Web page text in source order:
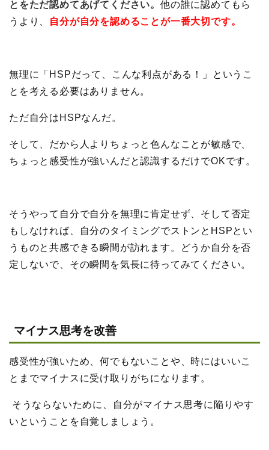
とをただ認めてあげてください。 他の誰に認めてもら
うより、
自分が自分を認めることが一番大切です。
無理に「HSPだって、こんな利点がある！」というこ
とを考える必要はありません。
ただ自分はHSPなんだ。
そして、だから人よりちょっと色んなことが敏感で、
ちょっと感受性が強いんだと認識するだけでOKです。
そうやって自分で自分を無理に肯定せず、そして否定
もしなければ、自分のタイミングでストンとHSPとい
うものと共感できる瞬間が訪れます。どうか自分を否
定しないで、その瞬間を気長に待ってみてください。
マイナス思考を改善
感受性が強いため、何でもないことや、時にはいいこ
とまでマイナスに受け取りがちになります。
そうならないために、自分がマイナス思考に陥りやす
いということを自覚しましょう。